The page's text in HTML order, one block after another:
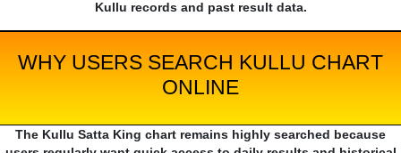
Kullu records and past result data.
WHY USERS SEARCH KULLU CHART
ONLINE
The Kullu Satta King chart remains highly searched because